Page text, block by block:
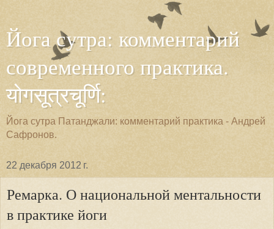
Йога сутра: комментарий
современного практика.
योगसूत्रचूर्णि:
Йога сутра Патанджали: комментарий практика - Андрей
Сафронов.
22 декабря 2012 г.
Ремарка. О национальной ментальности
в практике йоги